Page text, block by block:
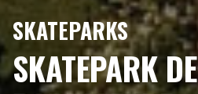
SKATEPARKS
SKATEPARK DE